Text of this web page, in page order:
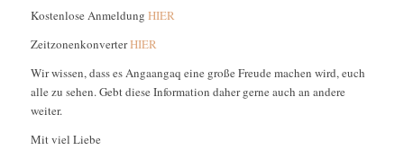
Kostenlose Anmeldung HIER
ZeitzonenkonverterHIER
Wir wissen, dass es Angaangaq eine große Freude machen wird, euch
alle zu sehen. Gebt diese Information daher gerne auch an andere
weiter.
Mit viel Liebe